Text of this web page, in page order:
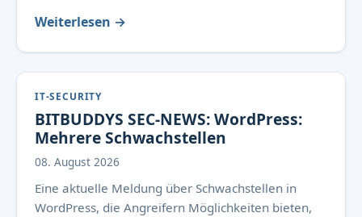
Weiterlesen →
IT-SECURITY
BITBUDDYS SEC-NEWS: WordPress:
Mehrere Schwachstellen
08. August 2026
Eine aktuelle Meldung über Schwachstellen in
WordPress, die Angreifern Möglichkeiten bieten,